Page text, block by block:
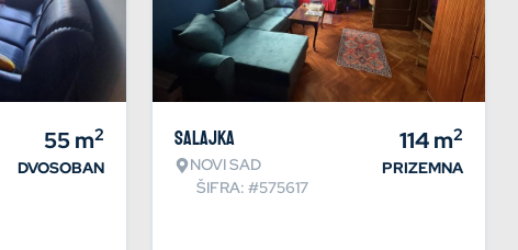
55m2
DVOSOBAN
Salajka
NOVI SAD
ŠIFRA: #575617
114m2
PRIZEMNA